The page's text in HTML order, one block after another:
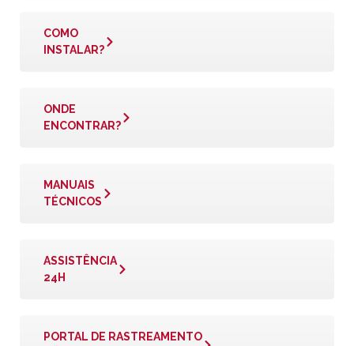
COMO
INSTALAR?
ONDE
ENCONTRAR?
MANUAIS
TÉCNICOS
ASSISTÊNCIA
24H
PORTAL DE RASTREAMENTO